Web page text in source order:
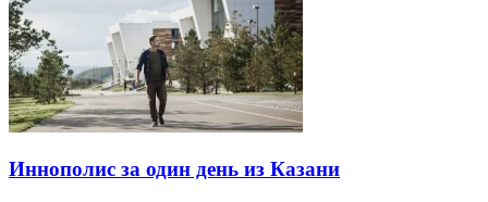
Иннополис за один день из Казани